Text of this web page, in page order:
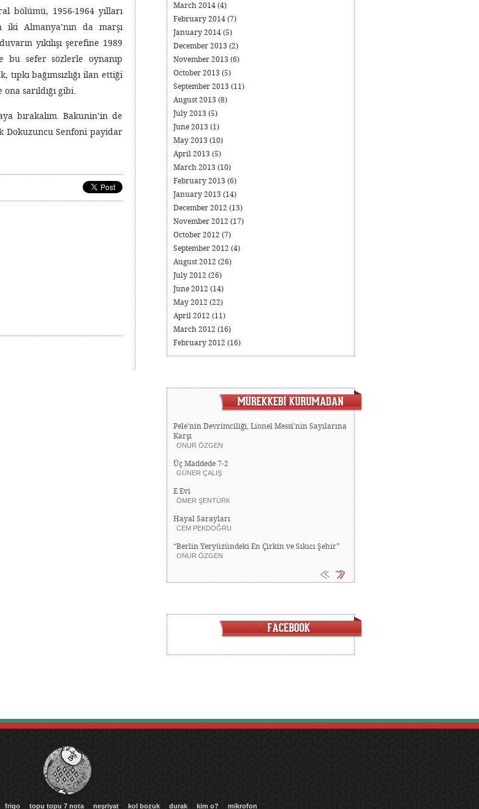
bölümü, 1956-1964 yılları
iki Almanya’nın da marşı
yıkılışı şerefine 1989
bu sefer sözlerle oynanıp
bağımsızlığı ilan ettiği
sarıldığı gibi.
bırakalım. Bakunin’in de
Dokuzuncu Senfoni payidar
March 2014(4)
February 2014(7)
January 2014(5)
December 2013 (2)
November 2013 (6)
October 2013 (5)
September 2013 (11)
August 2013 (8)
July 2013 (5)
June 2013 (1)
May 2013 (10)
April 2013 (5)
March 2013 (10)
February 2013 (6)
January 2013 (14)
December 2012 (13)
November 2012 (17)
October 2012 (7)
September 2012 (4)
August 2012 (26)
July 2012 (26)
June 2012 (14)
May 2012 (22)
April 2012 (11)
March 2012 (16)
February 2012 (16)
Pele’nin Devrimciliği, Lionel Messi’nin Sayılarına
Karşı
ONUR ÖZGEN
Üç Maddede 7-2
GÜNER ÇALIŞ
E Evi
ÖMER ŞENTÜRK
Hayal Sarayları
CEM PEKDOĞRU
“Berlin Yeryüzündeki En Çirkin ve Sıkıcı Şehir”
ONUR ÖZGEN
frigo topu topu 7 nota neşriyat kol bozuk durak kim o? mikrofon